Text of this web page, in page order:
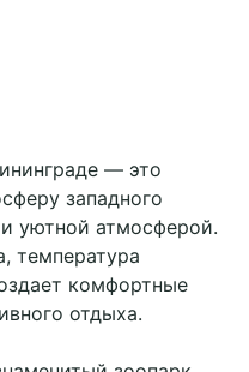
— это
западного
уютной атмосферой.
температура
комфортные
отдыха.